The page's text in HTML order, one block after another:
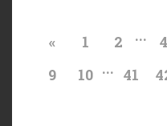
« 1 2 ... 4
9
10 ... 41